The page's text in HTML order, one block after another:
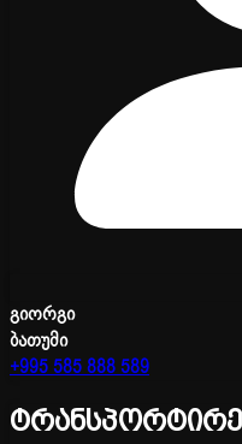
გიორგი
ბათუმი
+995 585 888 589